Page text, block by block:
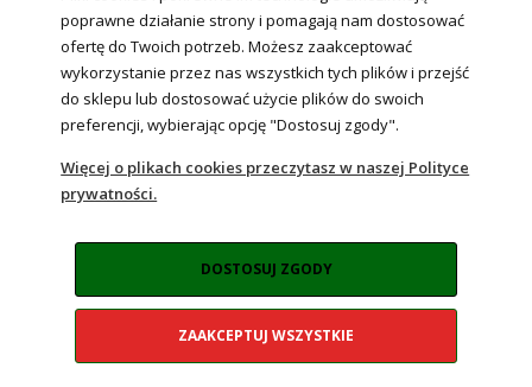
Internetowy sklep ogrodniczy z nasionami RajOgrodnika.pl
NIP: 6090037061, REGON: 260240470 | Czarnca, ul. Tęczowa 31, 29-100
Włoszczowa
POKAŻ PEŁNĄ WERSJĘ STRONY
Sklep internetowy Shoper Premium
NahoMedia.com
poprawne działanie strony i pomagają nam dostosować
ofertę do Twoich potrzeb. Możesz zaakceptować
wykorzystanie przez nas wszystkich tych plików i przejść
do sklepu lub dostosować użycie plików do swoich
preferencji, wybierając opcję "Dostosuj zgody".
Więcej o plikach cookies przeczytasz w naszej Polityce
prywatności.
DOSTOSUJ ZGODY
ZAAKCEPTUJ WSZYSTKIE